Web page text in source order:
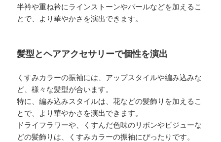
半衿や重ね衿にラインストーンやパールなどを加えるこ
とで、より華やかさを演出できます。
髪型とヘアアクセサリーで個性を演出
くすみカラーの振袖には、アップスタイルや編み込みな
ど、様々な髪型が合います。
特に、編み込みスタイルは、花などの髪飾りを加えるこ
とで、より華やかさを演出できます。
ドライフラワーや、くすんだ色味のリボンやビジューな
どの髪飾りは、くすみカラーの振袖にぴったりです。